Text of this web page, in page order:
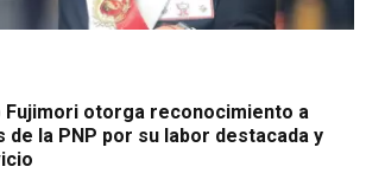
Fujimori otorga reconocimiento a
la PNP por su labor destacada y